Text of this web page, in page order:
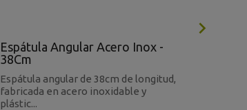
Espátula Angular Acero Inox -
38Cm
Espátula angular de 38cm de longitud,
fabricada en acero inoxidable y
plástic...
